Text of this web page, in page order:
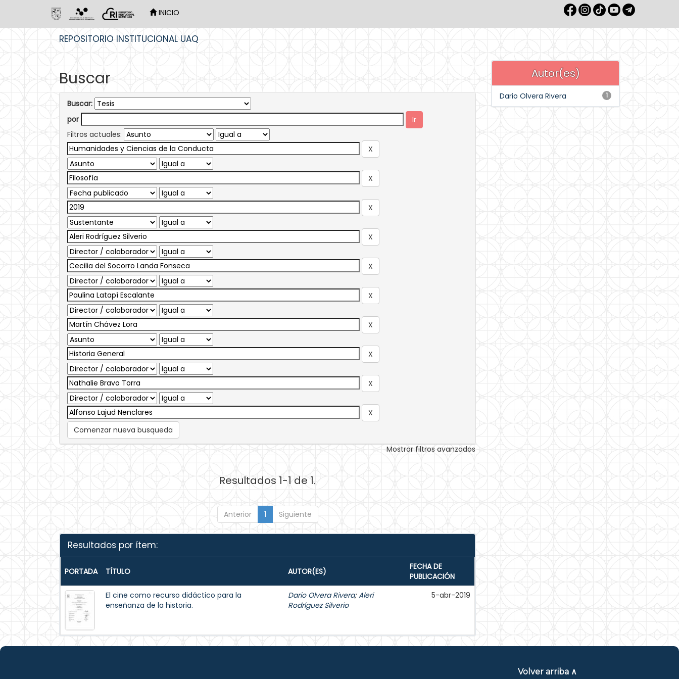
INICIO
REPOSITORIO INSTITUCIONAL UAQ
Buscar
Buscar:
por
Filtros actuales:
Comenzar nueva busqueda
Mostrar filtros avanzados
Resultados 1-1 de 1.
Anterior 1 Siguiente
Resultados por ítem:
PORTADA TÍTULO AUTOR(ES)
FECHA DE
PUBLICACIÓN
El cine como recurso didáctico para la
enseñanza de la historia.
Dario Olvera Rivera;Aleri
Rodríguez Silverio
5-abr-2019
Autor(es)
1
Dario Olvera Rivera
Volver arriba ∧